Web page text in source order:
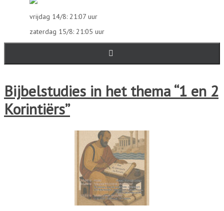
vrijdag 14/8: 21:07 uur
zaterdag 15/8: 21:05 uur
Bijbelstudies in het thema “1 en 2
Korintiërs”